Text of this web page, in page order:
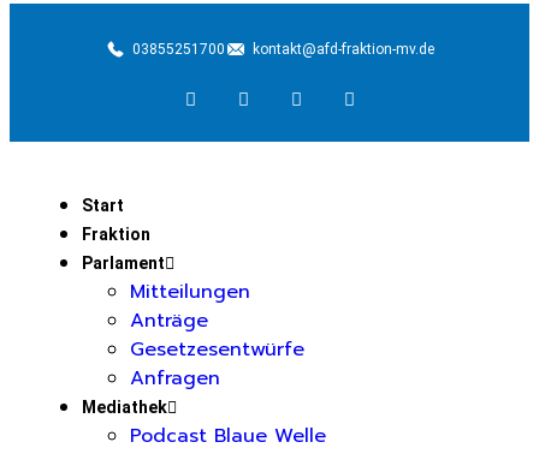
03855251700 kontakt@afd-fraktion-mv.de
Start
Fraktion
Parlament
Mitteilungen
Anträge
Gesetzesentwürfe
Anfragen
Mediathek
Podcast Blaue Welle